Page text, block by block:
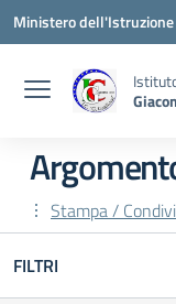
Vai ai contenuti
Vai al menu di
Vai al footer
Ministero
Stampa /
FILTRI